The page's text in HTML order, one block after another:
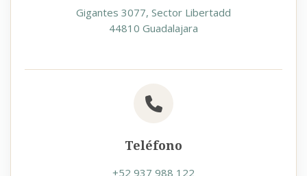
Gigantes 3077, Sector Libertadd
44810 Guadalajara
Teléfono
+52 937 988 122